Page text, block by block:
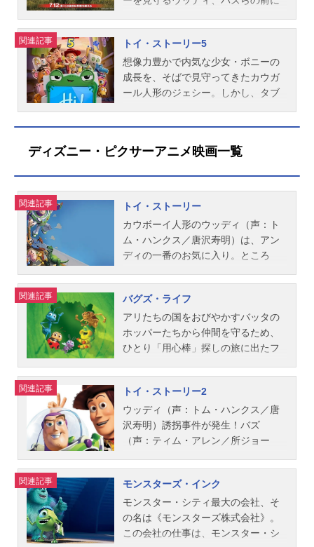
村浩佑スタッフ監督：ジョン・ラセ
ター製作総指揮：エドウィン・キャ
ットマル スティーヴ・ジョブス製
作：ラルフ・グッゲンハイム ボニ
ー・アーノルド脚本：ジョス・ウィ
案：ピート・ドクター ジョン・ラ
形態劇場版アニメシリーズトイ・ス
トーリーシリーズスケジュール2000
年3月11日（土）キャストバズ・ライ
トイヤー：所ジョージウッディ：唐
沢寿明ジェシー：日下由美プロスペ
ハム：大塚周夫ボー・ピープ：戸田
ド：楠トシエウィージー：佐古正人
同監督：リー・アンクリッチ アッ
シュ・ブラノン製作：ヘレン・プロ
トキン カレン・ロバート・ジャク
ソン製作総指...
に歓迎されて喜ぶバズたちは、アン
ディの元へ帰ろうと訴えるウッディ
には耳を貸しません。たったひとり
脱出したウッディでしたが、仲間た
ちに危険が迫っていることを知り、
ていた、“思いもよらぬ運命”とは？作
シリーズスケジュール2010年7月10
ー：所ジョージウッディ：唐沢寿明
ジェシー：日下由美ミスター･ポテト
ヘッド：辻萬長ミセス・ポテトヘッ
ド：松金よね子ハム：大塚周夫スリ
ンキー･ドッグ：永井一郎レックス：
部演之アンディ：小野賢章ケン：東
地宏樹バービー：高橋理恵子ボニ
ー：諸星すみれスタッフ監督：...
手作りおもちゃのフォーキー。彼は
自分をゴミだと思い込み逃げ出して
しまう…。フォーキーを救おうとす
るウッディを待ち受けていたのは、
一度も愛されたことのないおもちゃ
世界とは？ウッディやバズら仲間た
ドベンチャー。作品名トイ・ストー
トイ・ストーリーシリーズスケジュ
ール2019年7月12日（金）キャスト
ウッディ：唐沢寿明バズ：所ジョー
ジボー・ピープ：戸田恵子フォーキ
ー：竜星涼デューク・カブーン：森
ートプラネット）バニー：長田庄平
（チョコレートプラネット）ギャビ
ー・ギャビー：新木優子ギグル・マ
クディンプルズ：竹内順子ジェシ
ー：日下由美レックス：三ツ矢雄二
シュ・クーリー脚本：ステファニ
ー・フォルソム脚本・製作総指揮：
アンドリュー・スタントン製作：
ジ...
関連記事
トイ・ストーリー5
​想像力豊かで内気な少女・ボニーの
成長を、そばで見守ってきたカウガ
ール人形のジェシー。しかし、タブ
の子どもと同じように画面に夢中に
く…その一大事にジェシーは、ウッ
組んだウッディとバズと共に、ジェ
シーはボニーの心を取り戻すため立
ち上がるが…。旅の途中で“ハイテク
おもちゃ”のスマーティー・パンツた
ちと出会い、思いがけない協力によ
イ・ストーリー」が描き続けてき
た、人間とおもちゃの絆。その先に
たどり着く究極の“答え”とは？作品名
トイ・ストーリー5放送形態劇場版ア
ニメシリーズトイ・ストーリースケ
トウッディ：唐沢寿明バズ：所ジョ
ージジェシー：日下由美フォーキ
ー：竜星涼スマーティー・パンツ：
佐野勇斗リリーパッド：広瀬アリス
ボニー：天野叶愛ブレイズ：白山乃
ー：許綾香ミスター・プリックルパ
ンツ：落合弘治レックス：三ツ矢雄
二コンバット・カール：三宅健太ミ
ディズニー・ピクサーアニメ映画一覧
関連記事
トイ・ストーリー
カウボーイ人形のウッディ（声：ト
ム・ハンクス／唐沢寿明）は、アン
ディの一番のお気に入り。ところ
ペース・レンジャー、バズ・ライト
イヤー（声：ティム・アレン／所ジ
ョージ）が現れて、ウッディの主役
の座が奪われそうに。張り合うウッ
ディとバズは、ひょんなことからオ
まってしまい、大ピンチ！脱出作戦
で力を合わせて頑張るうちに、やが
て“友情の絆”が芽生えていく…。作品
名トイ・ストーリー放送形態劇場版
アニメシリーズトイ・ストーリーシ
（土）キャストバズ・ライトイヤ
ー：所ジョージウッディ：唐沢寿明
ミスター・ポテトヘッド：名古屋章
スリンキー・ドッグ：永井一郎レッ
クス：三ツ矢雄二ハム：大塚周夫ボ
関連記事
バグズ・ライフ
アリたちの国をおびやかすバッタの
ホッパーたちから仲間を守るため、
ひとり「用心棒」探しの旅に出たフ
っぽい性格とキュートな外見にギャ
ップのあるテントウ虫のフランシス
や、くいしんぼうイモ虫のハイムリ
ックたち。勇者だと思って歓迎した
彼らが実はサーカスの団員だと知っ
放」。たったひとりの理解者、小さ
なドット姫にはげまされ、フリック
が考えた一発逆転のホッパー撃退大
作戦とは―！？作品名バグズ・ライ
フ放送形態劇場版アニメスケジュー
関連記事
トイ・ストーリー2
ウッディ（声：トム・ハンクス／唐
沢寿明）誘拐事件が発生！バズ
（声：ティム・アレン／所ジョー
ィを見つけ出すために、決死の覚悟
で外の世界に飛び出します。一
方、“超プレミアム人形”として、カウ
ガール人形のジェシーや馬のブルズ
アイと一緒に日本のオモチャ博物館
関連記事
モンスターズ・インク
モンスター・シティ最大の会社、そ
の名は《モンスターズ株式会社》。
この会社の仕事は、モンスター・シ